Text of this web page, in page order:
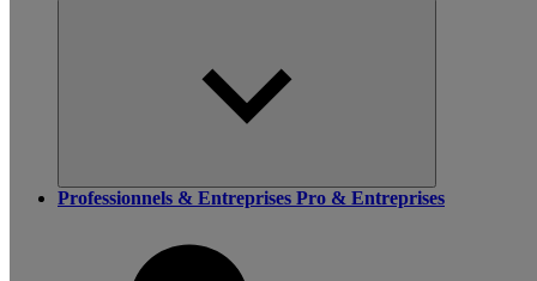
Professionnels & Entreprises Pro & Entreprises